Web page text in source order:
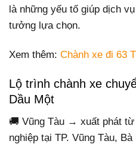
là những yếu tố giúp dịch
tưởng lựa chọn.
Xem thêm: Chành xe đi 63
Lộ trình chành xe
Dầu Một
🚚 Vũng Tàu → xuất phát
nghiệp tại TP. Vũng Tàu, Bà